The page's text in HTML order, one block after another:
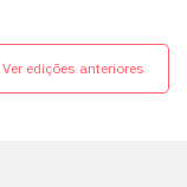
Ver edições anteriores